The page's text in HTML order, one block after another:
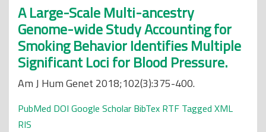
A Large-Scale Multi-ancestry
Genome-wide Study Accounting for
Smoking Behavior Identifies Multiple
Significant Loci for Blood Pressure.
Am J Hum Genet 2018;102(3):375-400.
PubMed DOI Google Scholar BibTex RTF Tagged XML
RIS